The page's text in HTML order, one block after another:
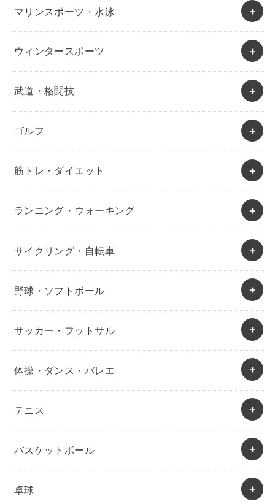
マリンスポーツ・水泳
ウィンタースポーツ
武道・格闘技
ゴルフ
筋トレ・ダイエット
ランニング・ウォーキング
サイクリング・自転車
野球・ソフトボール
サッカー・フットサル
体操・ダンス・バレエ
テニス
バスケットボール
卓球